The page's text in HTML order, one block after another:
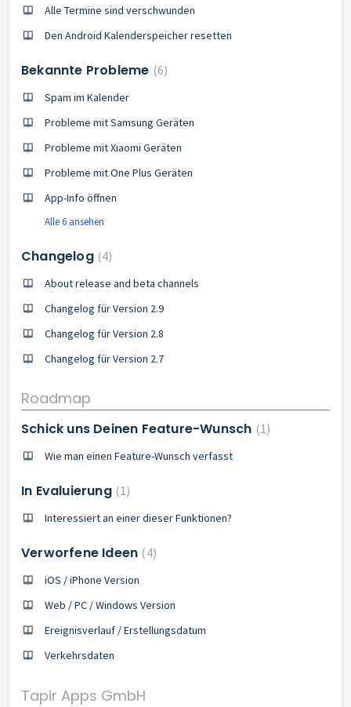
Alle Termine sind verschwunden
Den Android Kalenderspeicher resetten
Bekannte Probleme 6
Spam im Kalender
Probleme mit Samsung Geräten
Probleme mit Xiaomi Geräten
Probleme mit One Plus Geräten
App-Info öffnen
Alle 6 ansehen
Changelog 4
About release and beta channels
Changelog für Version 2.9
Changelog für Version 2.8
Changelog für Version 2.7
Roadmap
Schick uns Deinen Feature-Wunsch 1
Wie man einen Feature-Wunsch verfasst
In Evaluierung 1
Interessiert an einer dieser Funktionen?
Verworfene Ideen 4
iOS / iPhone Version
Web / PC / Windows Version
Ereignisverlauf / Erstellungsdatum
Verkehrsdaten
Tapir Apps GmbH